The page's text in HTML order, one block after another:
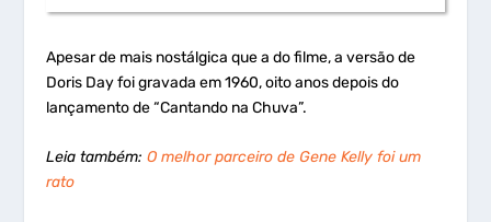
Apesar de mais nostálgica que a do filme, a versão de
Doris Day foi gravada em 1960, oito anos depois do
lançamento de “Cantando na Chuva”.
Leia também:O melhor parceiro de Gene Kelly foi um
rato